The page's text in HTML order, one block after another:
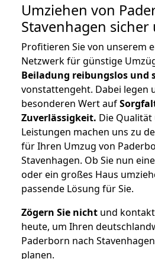
Umziehen von
Stavenhagen sicher
Profitieren Sie von unserem
Netzwerk für günstige
Beiladung reibungslos und
vonstattengeht. Dabei legen
besonderen Wert auf
Zuverlässigkeit. Die
Leistungen machen uns zu
für Ihren Umzug von
Stavenhagen. Ob Sie nun
oder ein großes Haus
passende Lösung für Sie.
Zögern Sie nicht und
heute, um Ihren
Paderborn nach
planen.